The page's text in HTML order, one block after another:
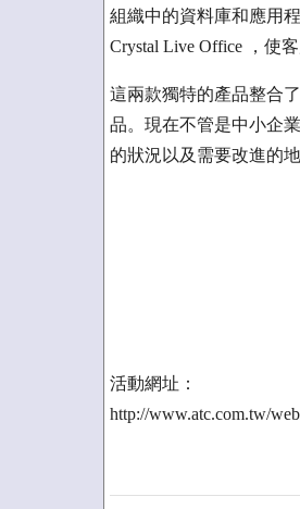
組織中的資料庫和應用
Crystal Live Office ，使
這兩款獨特的產品整合
品。現在不管是中小企
的狀況以及需要改進的地
活動網址：
http://www.atc.com.tw/